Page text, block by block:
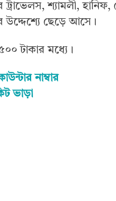
ট্রাভেলস, শ্যামলী,
উদ্দেশ্যে ছেড়ে আসে।
টাকার মধ্যে।
নাম্বার
ভাড়া